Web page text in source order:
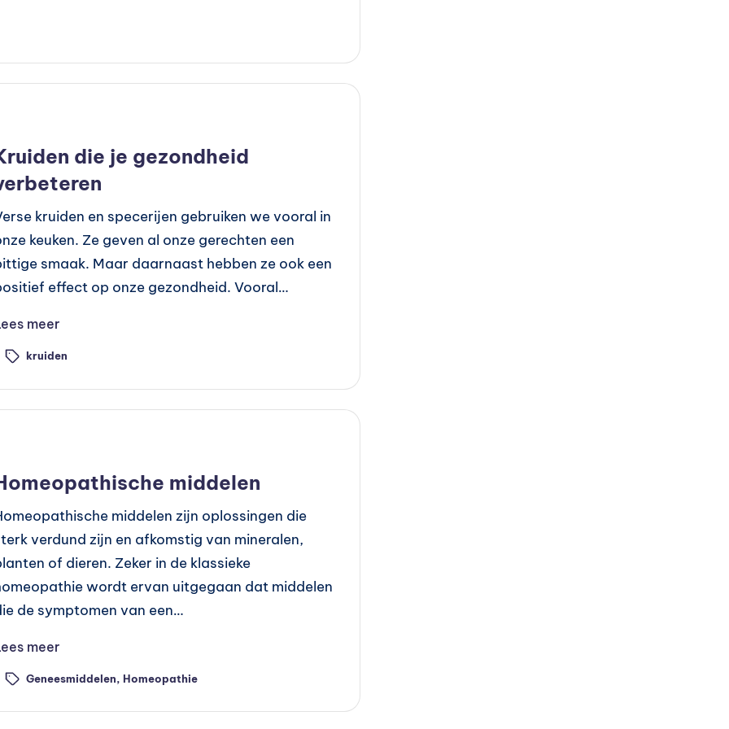
die je gezondheid
kruiden en specerijen gebruiken we vooral in
keuken. Ze geven al onze gerechten een
smaak. Maar daarnaast hebben ze ook een
effect op onze gezondheid. Vooral…
meer
kruiden
middelen
middelen zijn oplossingen die
verdund zijn en afkomstig van mineralen,
of dieren. Zeker in de klassieke
wordt ervan uitgegaan dat middelen
de symptomen van een…
meer
Geneesmiddelen Homeopathie